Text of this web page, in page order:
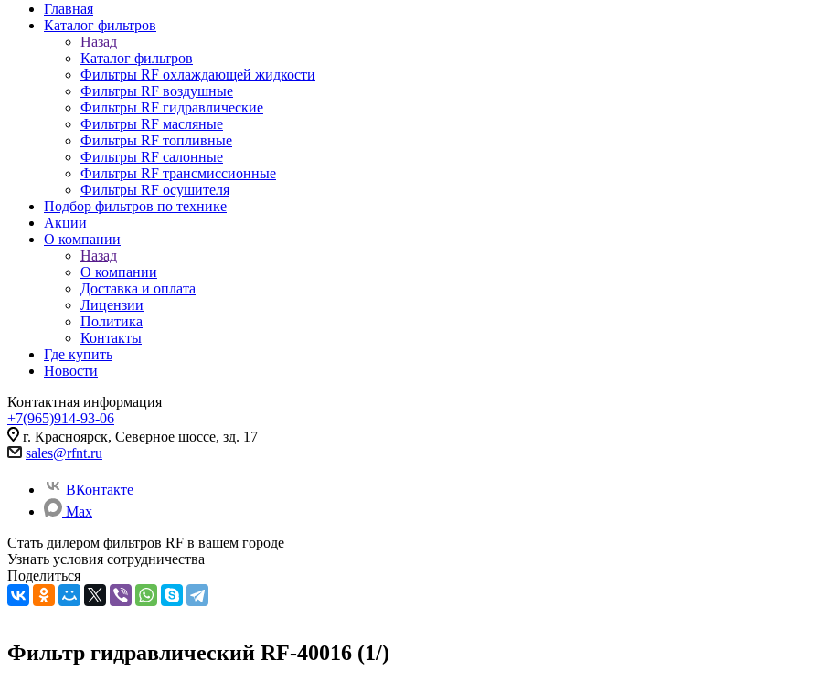
Главная
Каталог фильтров
Назад
Каталог фильтров
Фильтры RF охлаждающей жидкости
Фильтры RF воздушные
Фильтры RF гидравлические
Фильтры RF масляные
Фильтры RF топливные
Фильтры RF салонные
Фильтры RF трансмиссионные
Фильтры RF осушителя
Подбор фильтров по технике
Акции
О компании
Назад
О компании
Доставка и оплата
Лицензии
Политика
Контакты
Где купить
Новости
Контактная информация
+7(965)914-93-06
г. Красноярск, Северное шоссе, зд. 17
sales@rfnt.ru
ВКонтакте
Max
Стать дилером фильтров RF в вашем городе
Узнать условия сотрудничества
Поделиться
Фильтр гидравлический RF-40016 (1/)